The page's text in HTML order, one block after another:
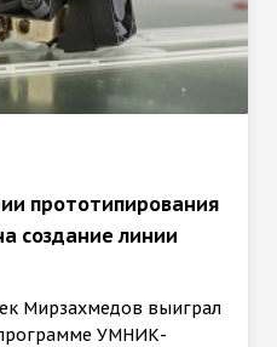
прототипирования
создание линии
Мирзахмедов выиграл
программе УМНИК-